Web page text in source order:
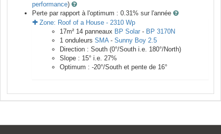
performance)
Perte par rapport à l'optimum : 0.31% sur l'année
Zone: Roof of a House - 2310 Wp
17m² 14 panneaux BP Solar - BP 3170N
1 onduleurs SMA- Sunny Boy 2.5
Direction : South (0°/South i.e. 180°/North)
Slope : 15° i.e. 27%
Optimum : -20°/South et pente de 16°